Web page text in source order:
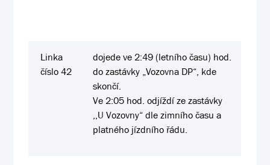
Linka
číslo 42
dojede ve 2:49 (letního času) hod.
do zastávky „Vozovna DP“, kde
skončí.
Ve 2:05 hod. odjíždí ze zastávky
,,U Vozovny“ dle zimního času a
platného jízdního řádu.